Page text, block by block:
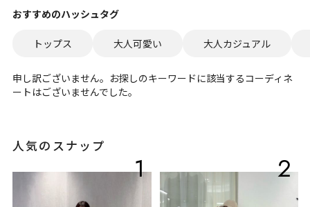
おすすめのハッシュタグ
トップス 大人可愛い 大人カジュアル
申し訳ございません。お探しのキーワードに該当するコーディネ
ートはございませんでした。
人気のスナップ
1 2